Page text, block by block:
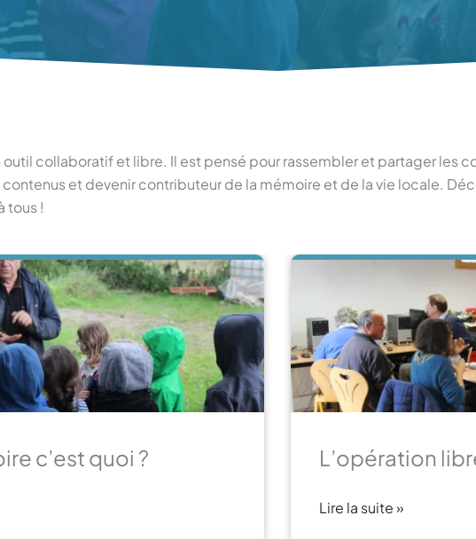
outil collaboratif et libre. Il est pensé pour rassembler et partager les
et devenir contributeur de la mémoire et de la vie locale.
tous !
c’est quoi ? L’opération
Lire la suite »